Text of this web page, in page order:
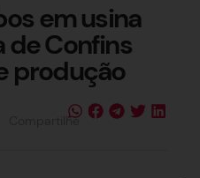
em usina
de Confins
produção
Compartilhe